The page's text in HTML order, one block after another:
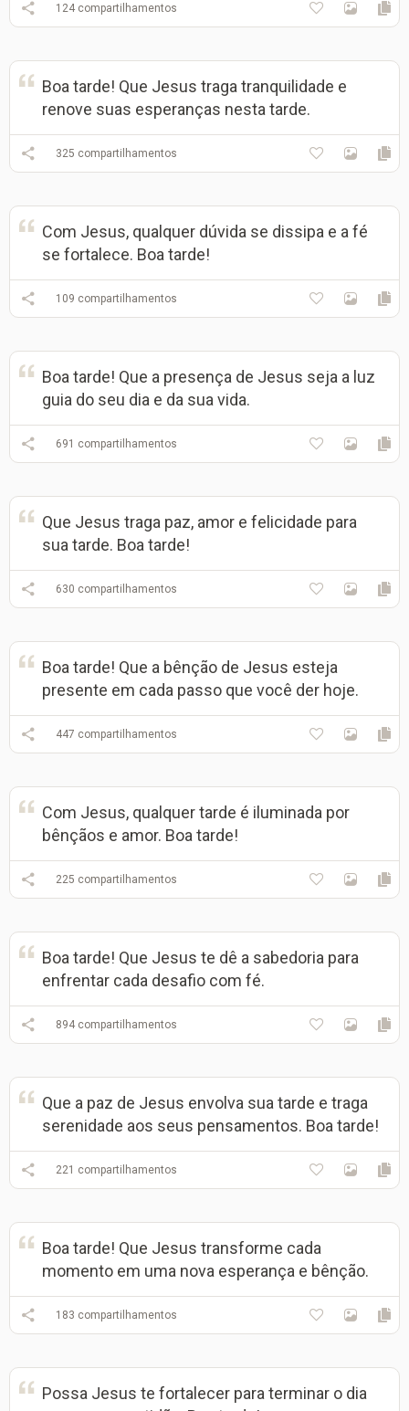
124 compartilhamentos
Boa tarde! Que Jesus traga tranquilidade e
renove suas esperanças nesta tarde.
325 compartilhamentos
Com Jesus, qualquer dúvida se dissipa e a fé
se fortalece. Boa tarde!
109 compartilhamentos
Boa tarde! Que a presença de Jesus seja a luz
guia do seu dia e da sua vida.
691 compartilhamentos
Que Jesus traga paz, amor e felicidade para
sua tarde. Boa tarde!
630 compartilhamentos
Boa tarde! Que a bênção de Jesus esteja
presente em cada passo que você der hoje.
447 compartilhamentos
Com Jesus, qualquer tarde é iluminada por
bênçãos e amor. Boa tarde!
225 compartilhamentos
Boa tarde! Que Jesus te dê a sabedoria para
enfrentar cada desafio com fé.
894 compartilhamentos
Que a paz de Jesus envolva sua tarde e traga
serenidade aos seus pensamentos. Boa tarde!
221 compartilhamentos
Boa tarde! Que Jesus transforme cada
momento em uma nova esperança e bênção.
183 compartilhamentos
Possa Jesus te fortalecer para terminar o dia